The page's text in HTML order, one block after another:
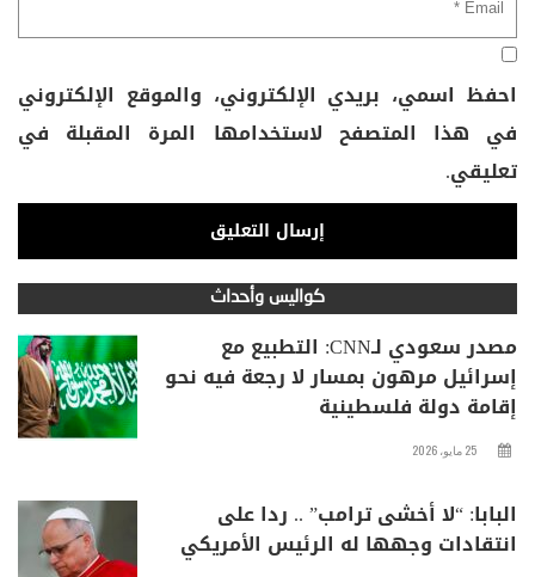
احفظ اسمي، بريدي الإلكتروني، والموقع الإلكتروني
في هذا المتصفح لاستخدامها المرة المقبلة في
تعليقي.
كواليس وأحداث
مصدر سعودي لـCNN: التطبيع مع
إسرائيل مرهون بمسار لا رجعة فيه نحو
إقامة دولة فلسطينية
25 مايو، 2026
البابا: “لا أخشى ترامب” .. ردا على
انتقادات وجهها له الرئيس الأمريكي